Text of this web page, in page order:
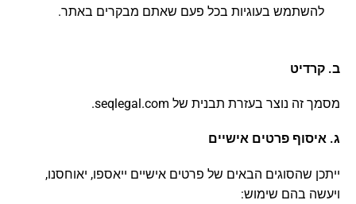
להשתמש בעוגיות בכל פעם שאתם מבקרים באתר.
ב. קרדיט
מסמך זה נוצר בעזרת תבנית של seqlegal.com.
ג. איסוף פרטים אישיים
ייתכן שהסוגים הבאים של פרטים אישיים ייאספו, יאוחסנו,
ויעשה בהם שימוש: